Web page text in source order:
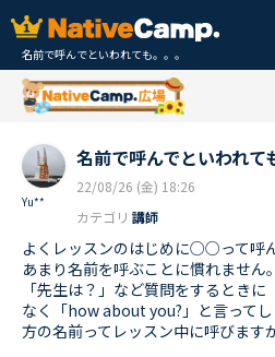
名前で呼んでといわれても。。。
Yu**
名前で呼んでといわれて
22/08/26 (金) 18:26
カテゴリ 講師
よくレッスンのはじめに○○って呼
あまり名前を呼ぶことに慣れません
「先生は？」など質問をするとき
なく「how about you?」と言って
方の名前ってレッスン中に呼びます